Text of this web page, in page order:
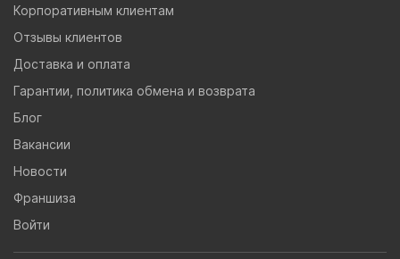
Корпоративным клиентам
Отзывы клиентов
Доставка и оплата
Гарантии, политика обмена и возврата
Блог
Вакансии
Новости
Франшиза
Войти